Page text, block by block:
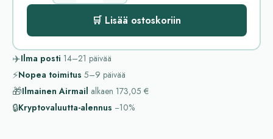
🛒 Lisää ostoskoriin
✈️Ilma posti 14–21 päivää
⚡Nopea toimitus 5–9 päivää
🎁Ilmainen Airmail alkaen 173,05 €
🔒Kryptovaluutta-alennus −10%